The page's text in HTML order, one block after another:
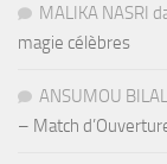
MALIKA NASRI
magie célèbres
ANSUMOU
– Match